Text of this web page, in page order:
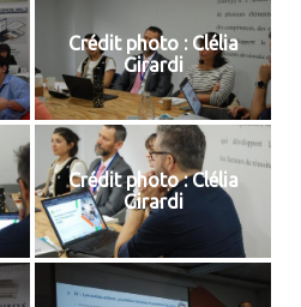
Crédit photo : Clélia
Girardi
Crédit photo : Clélia
Girardi